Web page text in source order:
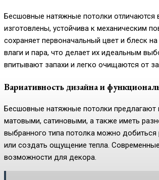
Бесшовные натяжные потолки
изготовлены, устойчива к механическим
сохраняет первоначальный цвет и блеск
влаги и пара, что делает их идеальным
впитывают запахи и легко очищаются от
Вариативность дизайна и
Бесшовные натяжные потолки
матовыми, сатиновыми, а также иметь
выбранного типа потолка можно добиться
или создать ощущение тепла.
возможности для декора.